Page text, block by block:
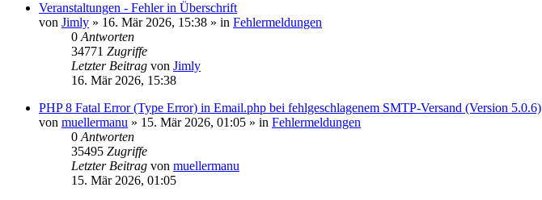
Veranstaltungen - Fehler in Überschrift
von Jimly » 16. Mär 2026, 15:38 » in Fehlermeldungen
0 Antworten
34771 Zugriffe
Letzter Beitrag von Jimly
16. Mär 2026, 15:38
PHP 8 Fatal Error (Type Error) in Email.php bei fehlgeschlagenem SMTP-Versand (Version 5.0.6)
von muellermanu » 15. Mär 2026, 01:05 » in Fehlermeldungen
0 Antworten
35495 Zugriffe
Letzter Beitrag von muellermanu
15. Mär 2026, 01:05